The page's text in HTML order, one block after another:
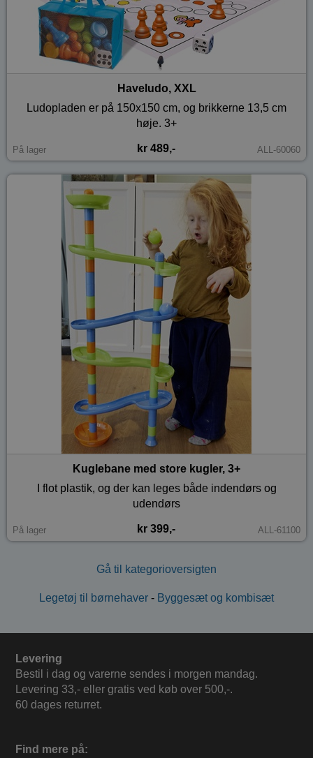
Haveludo, XXL
Ludopladen er på 150x150 cm, og brikkerne 13,5 cm
høje. 3+
På lager kr 489,- ALL-60060
Kuglebane med store kugler, 3+
I flot plastik, og der kan leges både indendørs og
udendørs
På lager kr 399,- ALL-61100
Gå til kategorioversigten
Legetøj til børnehaver - Byggesæt og kombisæt
Levering
Bestil i dag og varerne sendes i morgen mandag.
Levering 33,- eller gratis ved køb over 500,-.
60 dages returret.
Find mere på: